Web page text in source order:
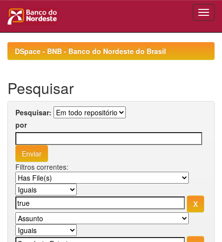
navigationDSpace - BNB - Banco do Nordeste do Brasil
Pesquisar
Pesquisar:
por
Filtros correntes: